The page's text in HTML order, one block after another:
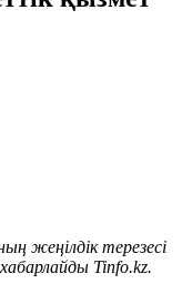
жеңілдік терезесі
Tinfo.kz.